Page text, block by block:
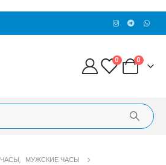
0 0
ЧАСЫ, МУЖСКИЕ ЧАСЫ